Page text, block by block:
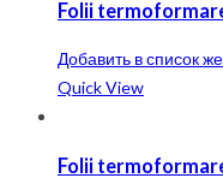
Folii
Добавить в список
Quick View
Folii